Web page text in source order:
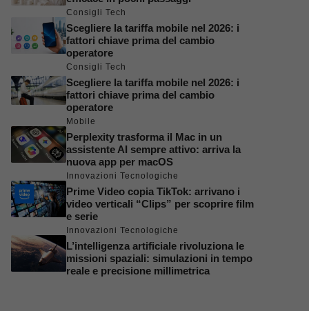
Consigli Tech
Scegliere la tariffa mobile nel 2026: i
fattori chiave prima del cambio
operatore
Consigli Tech
Scegliere la tariffa mobile nel 2026: i
fattori chiave prima del cambio
operatore
Mobile
Perplexity trasforma il Mac in un
assistente AI sempre attivo: arriva la
nuova app per macOS
Innovazioni Tecnologiche
Prime Video copia TikTok: arrivano i
video verticali “Clips” per scoprire film
e serie
Innovazioni Tecnologiche
L’intelligenza artificiale rivoluziona le
missioni spaziali: simulazioni in tempo
reale e precisione millimetrica